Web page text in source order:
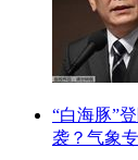
“白海豚”
袭？气象